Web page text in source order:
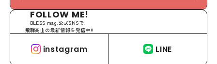
FOLLOW ME!
BLESS mag.公式SNSで、
飛騨高山の最新情報を発信中!!
instagram LINE